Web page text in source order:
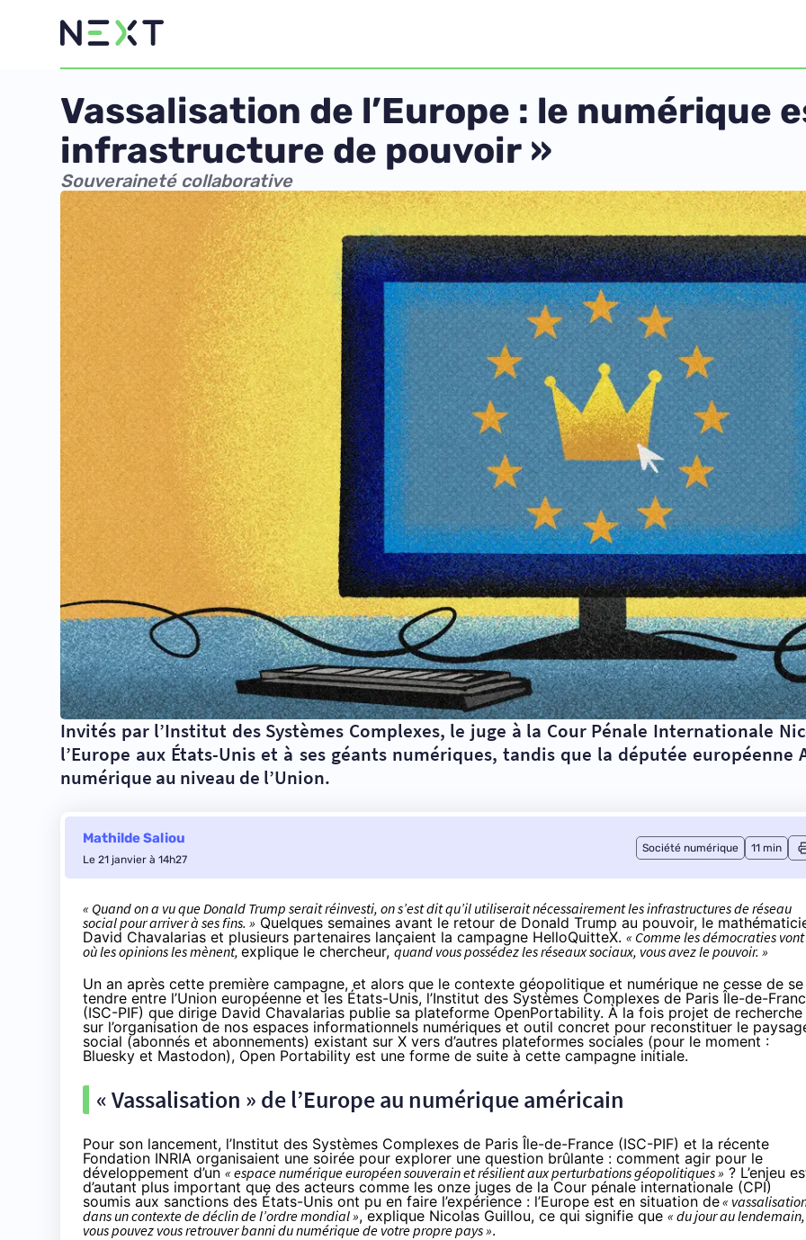
Vassalisation de l’Europe : le numérique
infrastructure de pouvoir »
Souveraineté collaborative
Invités par l’Institut des Systèmes Complexes, le juge à la Cour Pénale Internationale
l’Europe aux États-Unis et à ses géants numériques, tandis que la députée
numérique au niveau de l’Union.
Mathilde Saliou
Le 21 janvier à 14h27
Société numérique 11 min
« Quand on a vu que Donald Trump serait réinvesti, on s’est dit qu’il utiliserait nécessairement les infrastructures de réseau
social pour arriver à ses fins. » Quelques semaines avant le retour de Donald Trump au pouvoir, le
David Chavalarias et plusieurs partenaires lançaient la campagne HelloQuitteX. « Comme les démocraties vont
où les opinions les mènent, explique le chercheur, quand vous possédez les réseaux sociaux, vous avez le pouvoir. »
Un an après cette première campagne, et alors que le contexte géopolitique et numérique ne cesse de se
tendre entre l’Union européenne et les États-Unis, l’Institut des Systèmes Complexes de Paris Île-de-
(ISC-PIF) que dirige David Chavalarias publie sa plateforme OpenPortability. À la fois projet de recherche
sur l’organisation de nos espaces informationnels numériques et outil concret pour reconstituer le
social (abonnés et abonnements) existant sur X vers d’autres plateformes sociales (pour le moment :
Bluesky et Mastodon), Open Portability est une forme de suite à cette campagne initiale.
« Vassalisation » de l’Europe au numérique américain
Pour son lancement, l’Institut des Systèmes Complexes de Paris Île-de-France (ISC-PIF) et la récente
Fondation INRIA organisaient une soirée pour explorer une question brûlante : comment agir pour le
développement d’un « espace numérique européen souverain et résilient aux perturbations géopolitiques » ? L’enjeu
d’autant plus important que des acteurs comme les onze juges de la Cour pénale internationale (CPI)
soumis aux sanctions des États-Unis ont pu en faire l’expérience : l’Europe est en situation de«
dans un contexte de déclin de l’ordre mondial », explique Nicolas Guillou, ce qui signifie que « du jour au lendemain,
vous pouvez vous retrouver banni du numérique de votre propre pays ».